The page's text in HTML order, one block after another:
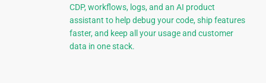
CDP, workflows, logs, and an AI product
assistant to help debug your code, ship features
faster, and keep all your usage and customer
data in one stack.